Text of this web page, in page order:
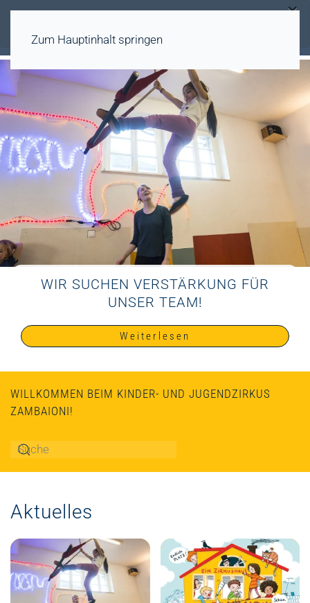
Zum Hauptinhalt springen
×
Warnung
Das Formular #5 existiert nicht oder ist nicht
veröffentlicht.
WIR SUCHEN VERSTÄRKUNG FÜR
UNSER TEAM!
Weiterlesen
WILLKOMMEN BEIM KINDER- UND JUGENDZIRKUS
ZAMBAIONI!
Aktuelles